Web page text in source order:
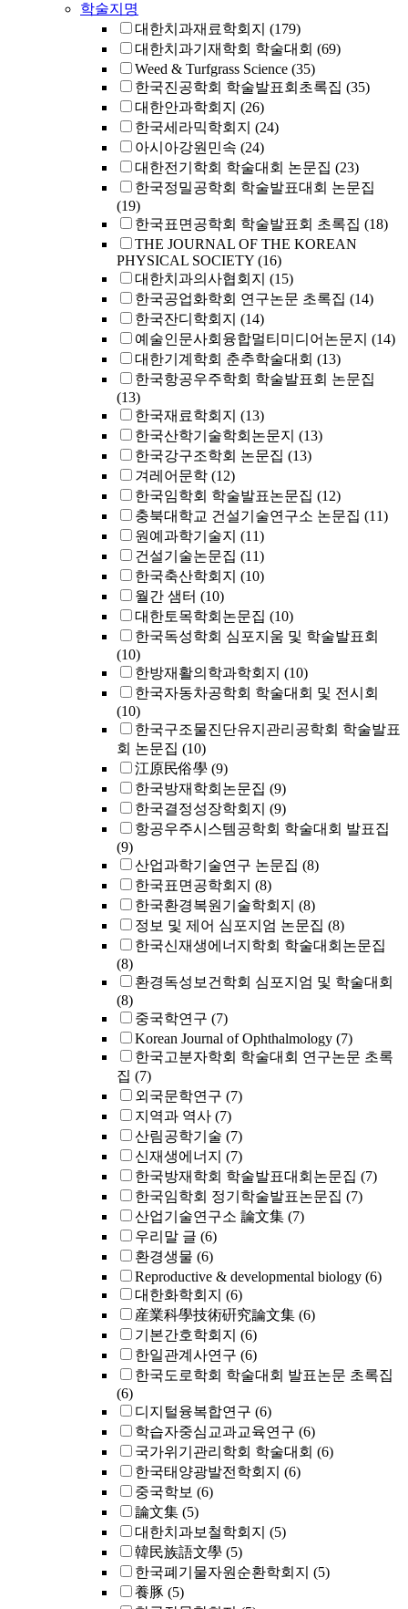
학술지명
대한치과재료학회지 (179)
대한치과기재학회 학술대회 (69)
Weed & Turfgrass Science (35)
한국진공학회 학술발표회초록집 (35)
대한안과학회지 (26)
한국세라믹학회지 (24)
아시아강원민속 (24)
대한전기학회 학술대회 논문집 (23)
한국정밀공학회 학술발표대회 논문집
(19)
한국표면공학회 학술발표회 초록집 (18)
THE JOURNAL OF THE KOREAN
PHYSICAL SOCIETY (16)
대한치과의사협회지 (15)
한국공업화학회 연구논문 초록집 (14)
한국잔디학회지 (14)
예술인문사회융합멀티미디어논문지 (14)
대한기계학회 춘추학술대회 (13)
한국항공우주학회 학술발표회 논문집
(13)
한국재료학회지 (13)
한국산학기술학회논문지 (13)
한국강구조학회 논문집 (13)
겨레어문학 (12)
한국임학회 학술발표논문집 (12)
충북대학교 건설기술연구소 논문집 (11)
원예과학기술지 (11)
건설기술논문집 (11)
한국축산학회지 (10)
월간 샘터 (10)
대한토목학회논문집 (10)
한국독성학회 심포지움 및 학술발표회
(10)
한방재활의학과학회지 (10)
한국자동차공학회 학술대회 및 전시회
(10)
한국구조물진단유지관리공학회 학술발표
회 논문집 (10)
江原民俗學 (9)
한국방재학회논문집 (9)
한국결정성장학회지 (9)
항공우주시스템공학회 학술대회 발표집
(9)
산업과학기술연구 논문집 (8)
한국표면공학회지 (8)
한국환경복원기술학회지 (8)
정보 및 제어 심포지엄 논문집 (8)
한국신재생에너지학회 학술대회논문집
(8)
환경독성보건학회 심포지엄 및 학술대회
(8)
중국학연구 (7)
Korean Journal of Ophthalmology (7)
한국고분자학회 학술대회 연구논문 초록
집 (7)
외국문학연구 (7)
지역과 역사 (7)
산림공학기술 (7)
신재생에너지 (7)
한국방재학회 학술발표대회논문집 (7)
한국임학회 정기학술발표논문집 (7)
산업기술연구소 論文集 (7)
우리말 글 (6)
환경생물 (6)
Reproductive & developmental biology (6)
대한화학회지 (6)
産業科學技術硏究論文集 (6)
기본간호학회지 (6)
한일관계사연구 (6)
한국도로학회 학술대회 발표논문 초록집
(6)
디지털융복합연구 (6)
학습자중심교과교육연구 (6)
국가위기관리학회 학술대회 (6)
한국태양광발전학회지 (6)
중국학보 (6)
論文集 (5)
대한치과보철학회지 (5)
韓民族語文學 (5)
한국폐기물자원순환학회지 (5)
養豚 (5)